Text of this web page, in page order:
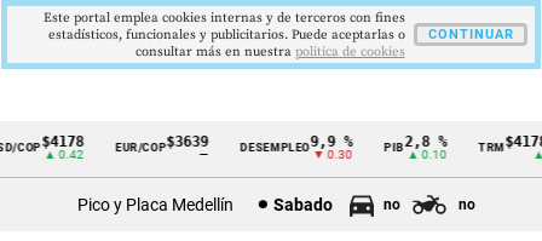
Cintillo
$4178
▲ 0.42
EUR/COP$3639 DESEMPLEO 9,9 %
▼ 0.30
PIB2,8 %
▲ 0.10
TRM
▲
Pico y Placa Medellín Sabado no no
Este portal emplea cookies internas y de terceros con fines
estadísticos, funcionales y publicitarios. Puede aceptarlas o
consultar más en nuestra politica de cookies
CONTINUAR